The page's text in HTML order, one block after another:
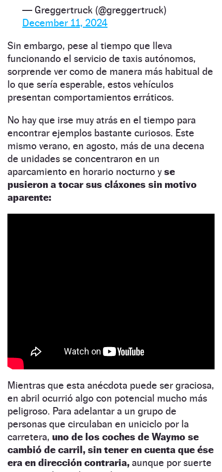
— Greggertruck (@greggertruck)
December 11, 2024
Sin embargo, pese al tiempo que lleva
funcionando el servicio de taxis autónomos,
sorprende ver como de manera más habitual de
lo que sería esperable, estos vehículos
presentan comportamientos erráticos.
No hay que irse muy atrás en el tiempo para
encontrar ejemplos bastante curiosos. Este
mismo verano, en agosto, más de una decena
de unidades se concentraron en un
aparcamiento en horario nocturno yse
pusieron a tocar sus cláxones sin motivo
aparente:
Mientras que esta anécdota puede ser graciosa,
en abril ocurrió algo con potencial mucho más
peligroso. Para adelantar a un grupo de
personas que circulaban en uniciclo por la
carretera, uno de los coches de Waymo se
cambió de carril, sin tener en cuenta que ése
era en dirección contraria, aunque por suerte